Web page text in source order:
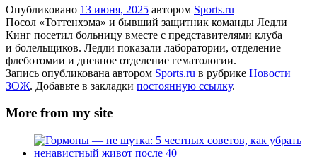
Опубликовано 13 июня, 2025 автором Sports.ru
Посол «Тоттенхэма» и бывший защитник команды Ледли
Кинг посетил больницу вместе с представителями клуба
и болельщиков. Ледли показали лаборатории, отделение
флеботомии и дневное отделение гематологии.
Запись опубликована автором Sports.ru в рубрике Новости
ЗОЖ. Добавьте в закладки постоянную ссылку.
More from my site